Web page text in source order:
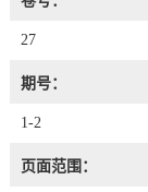
27
期号：
1-2
页面范围：